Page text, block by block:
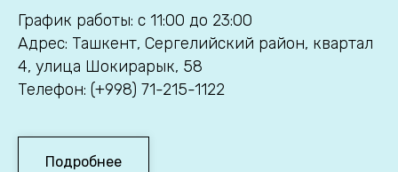
График работы: с 11:00 до 23:00
Адрес: Ташкент, Сергелийский район, квартал
4, улица Шокирарык, 58
Телефон: (+998) 71-215-1122
Подробнее